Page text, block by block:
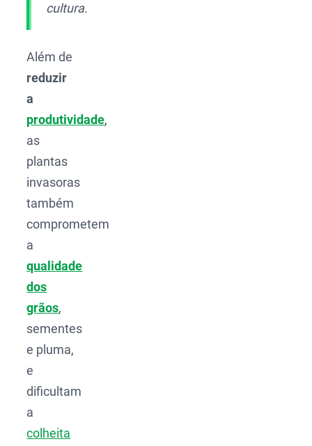
cultura.
Além de
reduzir
a
produtividade,
as
plantas
invasoras
também
comprometem
a
qualidade
dos
grãos,
sementes
e pluma,
e
dificultam
a
colheita